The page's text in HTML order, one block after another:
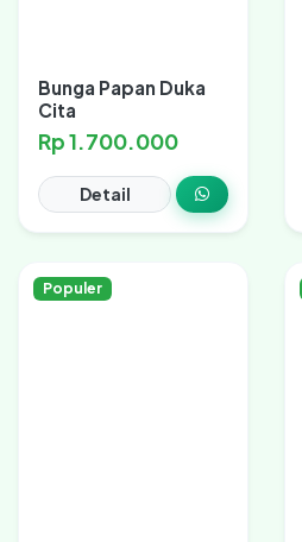
Bunga Papan Duka
Cita
Rp 1.700.000
Detail
Populer